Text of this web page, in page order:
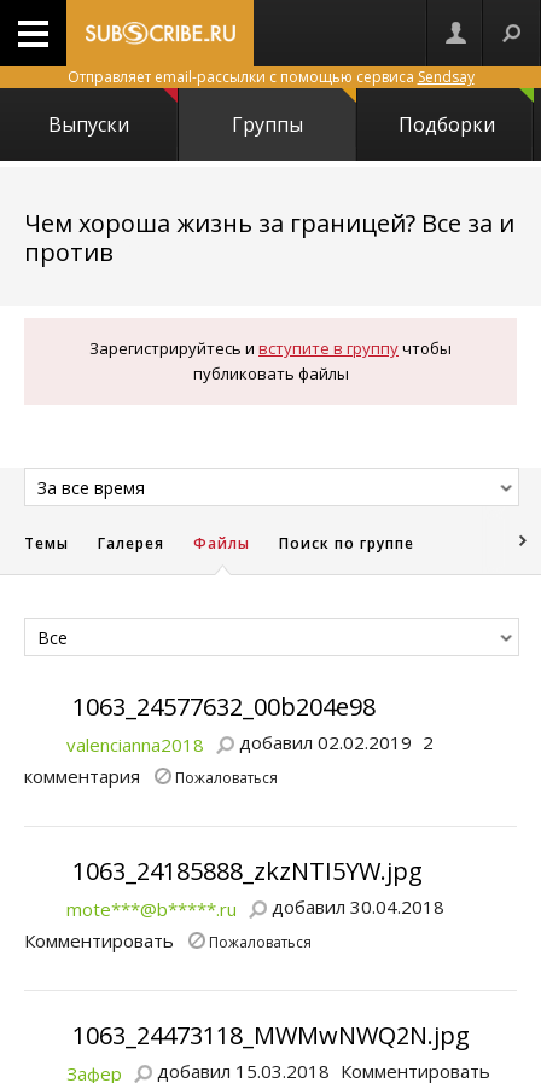
Отправляет email-рассылки с помощью сервиса Sendsay
Выпуски Группы Подборки
Чем хороша жизнь за границей? Все за и
против
Зарегистрируйтесь и вступите в группучтобы
публиковать файлы
За все время
Темы Галерея Файлы Поиск по группе
Все
1063_24577632_00b204e98
valencianna2018 добавил 02.02.2019 2
комментария
Пожаловаться
1063_24185888_zkzNTI5YW.jpg
mote***@b*****.ru
добавил 30.04.2018
Комментировать
Пожаловаться
1063_24473118_MWMwNWQ2N.jpg
Зафер добавил 15.03.2018 Комментировать